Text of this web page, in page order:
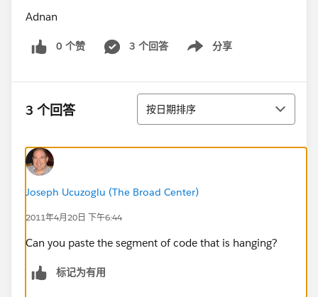
Adnan
0 个赞 3 个回答 分享
Show menu
3 个回答 排序
按日期排序
Joseph Ucuzoglu (The Broad Center)
2011年4月20日 下午6:44
Can you paste the segment of code that is hanging?
标记为有用